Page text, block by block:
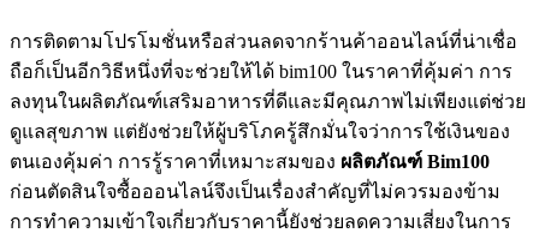
การติดตามโปรโมชั่นหรือส่วนลดจากร้านค้าออนไลน์ที่น่าเชื่อ
ถือก็เป็นอีกวิธีหนึ่งที่จะช่วยให้ได้ bim100 ในราคาที่คุ้มค่า การ
ลงทุนในผลิตภัณฑ์เสริมอาหารที่ดีและมีคุณภาพไม่เพียงแต่ช่วย
ดูแลสุขภาพ แต่ยังช่วยให้ผู้บริโภครู้สึกมั่นใจว่าการใช้เงินของ
ตนเองคุ้มค่า การรู้ราคาที่เหมาะสมของ ผลิตภัณฑ์ Bim100
ก่อนตัดสินใจซื้อออนไลน์จึงเป็นเรื่องสำคัญที่ไม่ควรมองข้าม
การทำความเข้าใจเกี่ยวกับราคานี้ยังช่วยลดความเสี่ยงในการ